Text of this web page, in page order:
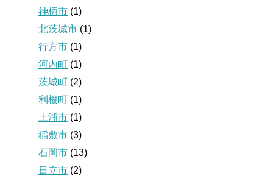
神栖市 (1)
北茨城市 (1)
行方市 (1)
河内町 (1)
茨城町 (2)
利根町 (1)
土浦市 (1)
稲敷市 (3)
石岡市 (13)
日立市 (2)